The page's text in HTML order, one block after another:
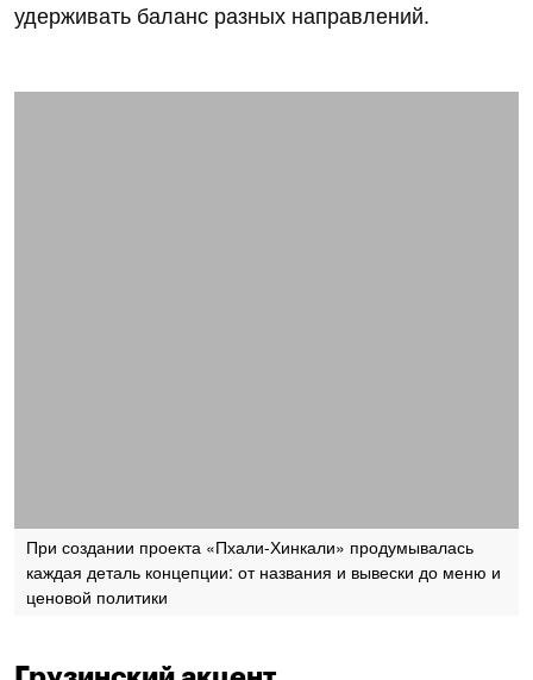
удерживать баланс разных направлений.
При создании проекта «Пхали-Хинкали» продумывалась
каждая деталь концепции: от названия и вывески до меню и
ценовой политики